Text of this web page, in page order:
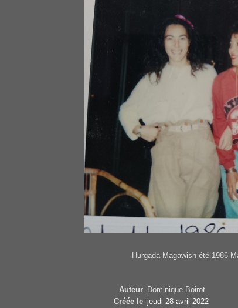
Hurgada Magawish été 1986
Auteur Dominique Boirot
Créée le jeudi 28 avril 2022